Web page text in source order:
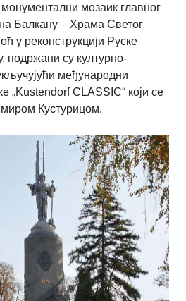
монументални мозаик главног
Балкану – Храма Светог
у реконструкцији Руске
подржани су културно-
међународни
„Kustendorf CLASSIC“ који се
Кустурицом.